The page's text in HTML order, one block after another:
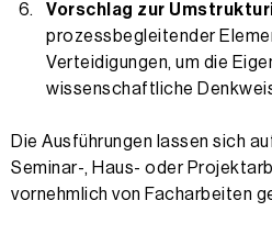
Vorschlag zur
prozessbegleitender
Verteidigungen, um die
wissenschaftliche
Die Ausführungen lassen sich
Seminar-, Haus- oder
vornehmlich von Facharbeiten